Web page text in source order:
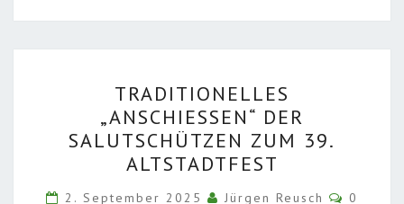
„ANSCHIESSEN“ D
ER S
ALUTSCHÜTZEN Z
UM 3
9. A
TRADITIONELLES
„ANSCHIESSEN“ DER S
ALUTSCHÜTZEN ZUM 39. A
LTSTADTFEST
2. September 2025 Jürgen Reusch
0